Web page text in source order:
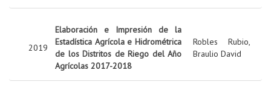
2019
Elaboración e Impresión de la
Estadística Agrícola e Hidrométrica
de los Distritos de Riego del Año
Agrícolas 2017-2018
Robles Rubio,
Braulio David